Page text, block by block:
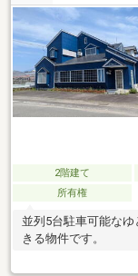
2階建て
所有権
並列5台駐車可能な
きる物件です。